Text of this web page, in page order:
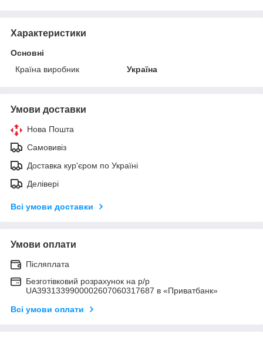
Характеристики
Основні
Країна виробник
Україна
Умови доставки
Нова Пошта
Самовивіз
Доставка кур'єром по Україні
Делівері
Всі умови доставки
Умови оплати
Післяплата
Безготівковий розрахунок на р/р
UA3931339900002607060317687 в «Приватбанк»
Всі умови оплати